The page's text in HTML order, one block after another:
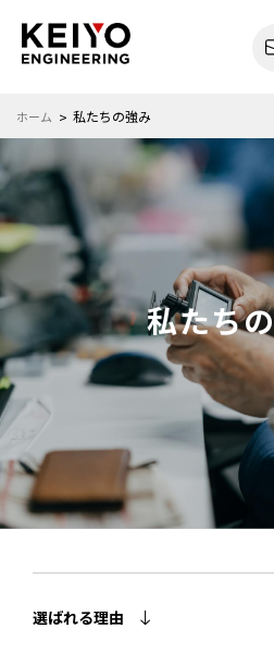
ホーム 私たちの強み
私たち
選ばれる理由